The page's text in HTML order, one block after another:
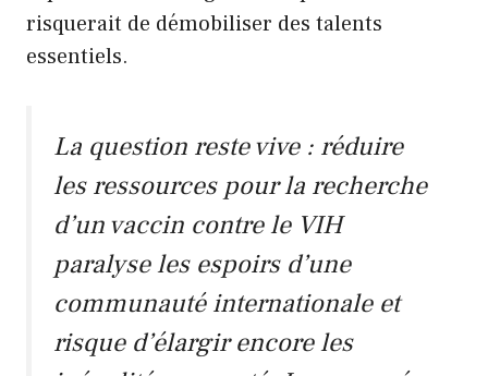
risquerait de démobiliser des talents
essentiels.
La question reste vive : réduire
les ressources pour la recherche
d’un vaccin contre le VIH
paralyse les espoirs d’une
communauté internationale et
risque d’élargir encore les